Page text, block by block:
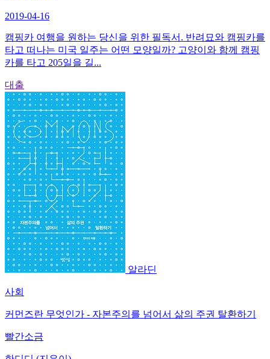
2019-04-16
캠핑카 여행을 원하는 당신을 위한 필독서. 반려묘와 캠핑카를
타고 떠나는 미국 일주는 어떤 모양일까? 고양이와 함께 캠핑
카를 타고 205일을 길...
대출
알라딘
사회
커먼즈란 무엇인가 - 자본주의를 넘어서 삶의 주권 탈환하기
빨간소금